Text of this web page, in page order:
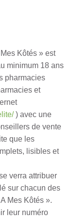
Kôtés » est
minimum 18 ans
pharmacies
et
) avec une
de vente
que les
lisibles et
verra attribuer
sur chacun des
Mes Kôtés ».
leur numéro